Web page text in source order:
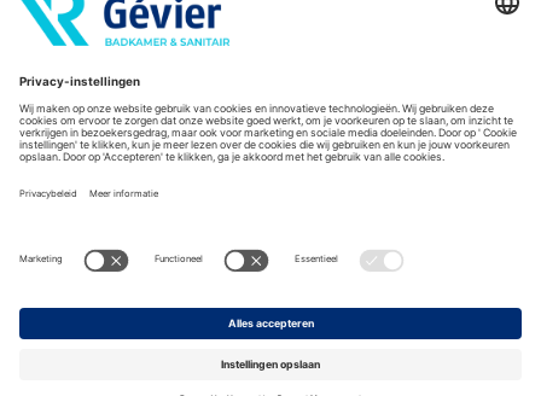
Vind een balie in de buurt
* Bestellingen geplaatst in het weekend worden, mits voorradig, dinsdag geleverd.
Cookies
Algemene voorwaarden